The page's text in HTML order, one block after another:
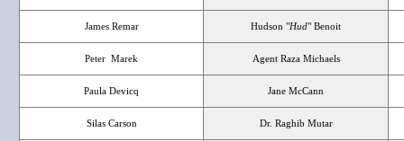
James Remar Hudson "Hud" Benoit
Peter Marek Agent Raza Michaels
Paula Devicq Jane McCann
Silas Carson Dr. Raghib Mutar